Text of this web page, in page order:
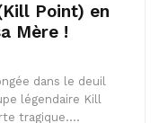
Point) en
Mère !
dans le deuil
légendaire Kill
tragique.…